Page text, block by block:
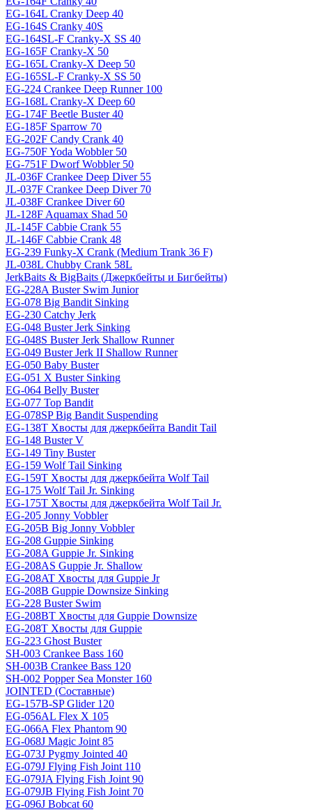
EG-164L Cranky Deep 40
EG-164S Cranky 40S
EG-164SL-F Cranky-X SS 40
EG-165F Cranky-X 50
EG-165L Cranky-X Deep 50
EG-165SL-F Cranky-X SS 50
EG-224 Crankee Deep Runner 100
EG-168L Cranky-X Deep 60
EG-174F Beetle Buster 40
EG-185F Sparrow 70
EG-202F Candy Crank 40
EG-750F Yoda Wobbler 50
EG-751F Dworf Wobbler 50
JL-036F Crankee Deep Diver 55
JL-037F Crankee Deep Diver 70
JL-038F Crankee Diver 60
JL-128F Aquamax Shad 50
JL-145F Cabbie Crank 55
JL-146F Cabbie Crank 48
EG-239 Funky-X Crank (Medium Trank 36 F)
JL-038L Chubby Crank 58L
JerkBaits & BigBaits (Джеркбейты и Бигбейты)
EG-228A Buster Swim Junior
EG-078 Big Bandit Sinking
EG-230 Catchy Jerk
EG-048 Buster Jerk Sinking
EG-048S Buster Jerk Shallow Runner
EG-049 Buster Jerk II Shallow Runner
EG-050 Baby Buster
EG-051 X Buster Sinking
EG-064 Belly Buster
EG-077 Top Bandit
EG-078SP Big Bandit Suspending
EG-138T Хвосты для джеркбейта Bandit Tail
EG-148 Buster V
EG-149 Tiny Buster
EG-159 Wolf Tail Sinking
EG-159T Хвосты для джеркбейта Wolf Tail
EG-175 Wolf Tail Jr. Sinking
EG-175T Хвосты для джеркбейта Wolf Tail Jr.
EG-205 Jonny Vobbler
EG-205B Big Jonny Vobbler
EG-208 Guppie Sinking
EG-208A Guppie Jr. Sinking
EG-208AS Guppie Jr. Shallow
EG-208AT Хвосты для Guppie Jr
EG-208B Guppie Downsize Sinking
EG-228 Buster Swim
EG-208BT Хвосты для Guppie Downsize
EG-208T Хвосты для Guppie
EG-223 Ghost Buster
SH-003 Crankee Bass 160
SH-003B Crankee Bass 120
SH-002 Popper Sea Monster 160
JOINTED (Составные)
EG-157B-SP Glider 120
EG-056AL Flex X 105
EG-066A Flex Phantom 90
EG-068J Magic Joint 85
EG-073J Pygmy Jointed 40
EG-079J Flying Fish Joint 110
EG-079JA Flying Fish Joint 90
EG-079JB Flying Fish Joint 70
EG-096J Bobcat 60